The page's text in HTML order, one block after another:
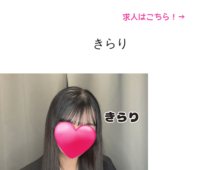
求人はこちら！→
きらり